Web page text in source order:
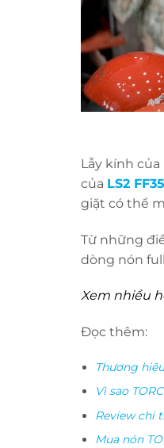
Lẫy kính của
của LS2
giặt có thể
Từ những
dòng nón
Xem nhiều
Đọc thêm:
Thương
Vì sao
Review chi
Mua nón